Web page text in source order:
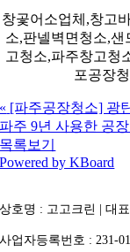
창곷어소업체,창고
소,판넬벽면청소,
고청소,파주창고청
포공장
« [파주공장청소] 광
파주 9년 사용한 공
목록보기
Powered by KBoard
상호명 : 고고크린 | 대
사업자등록번호 : 231-